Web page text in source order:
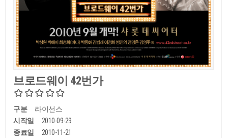
브로드웨이 42번가
구분
라이선스
시작일
2010-09-29
종료일
2010-11-21